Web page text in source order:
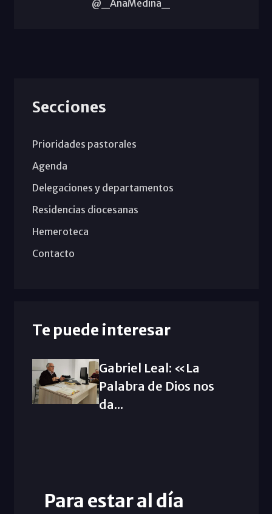
@_AnaMedina_
Secciones
Prioridades pastorales
Agenda
Delegaciones y departamentos
Residencias diocesanas
Hemeroteca
Contacto
Te puede interesar
Gabriel Leal: «La
Palabra de Dios nos
da...
Para estar al día